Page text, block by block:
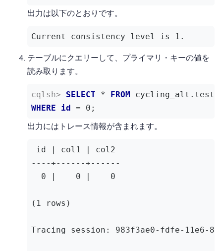
出力は以下のとおりです。
Current consistency level is 1.
テーブルにクエリーして、プライマリ・キーの値を
読み取ります。
SELECT * FROM
WHERE
id = 0 ;
出力にはトレース情報が含まれます。
id | col1 | col2
----+------+------
  0 |    0 |    0
(1 rows)
Tracing session: 983f3ae0-fdfe-11e6-